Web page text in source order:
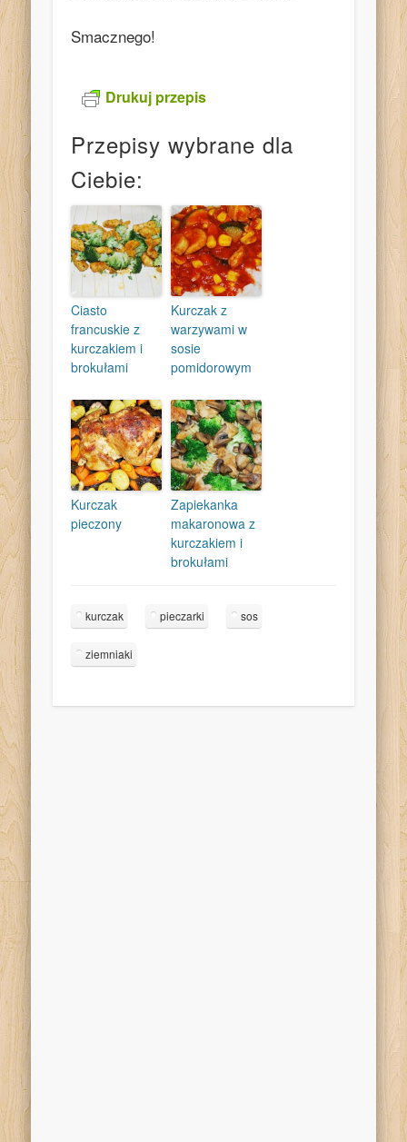
Smacznego!
Drukuj przepis
Przepisy wybrane dla
Ciebie:
Ciasto
francuskie z
kurczakiem i
brokułami
Kurczak z
warzywami w
sosie
pomidorowym
Kurczak
pieczony
Zapiekanka
makaronowa z
kurczakiem i
brokułami
kurczak pieczarki sos
ziemniaki